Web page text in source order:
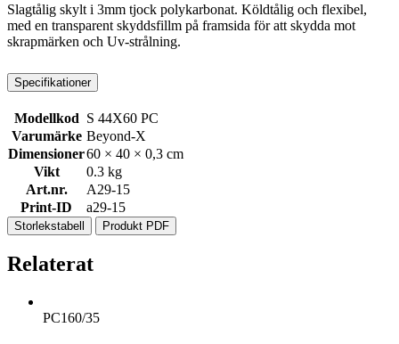
Slagtålig skylt i 3mm tjock polykarbonat. Köldtålig och flexibel,
med en transparent skyddsfillm på framsida för att skydda mot
skrapmärken och Uv-strålning.
Specifikationer
Modellkod S 44X60 PC
Varumärke Beyond-X
Dimensioner60 × 40 × 0,3 cm
Vikt
0.3 kg
Art.nr.
A29-15
Print-ID
a29-15
Storlekstabell Produkt PDF
Relaterat
PC160/35